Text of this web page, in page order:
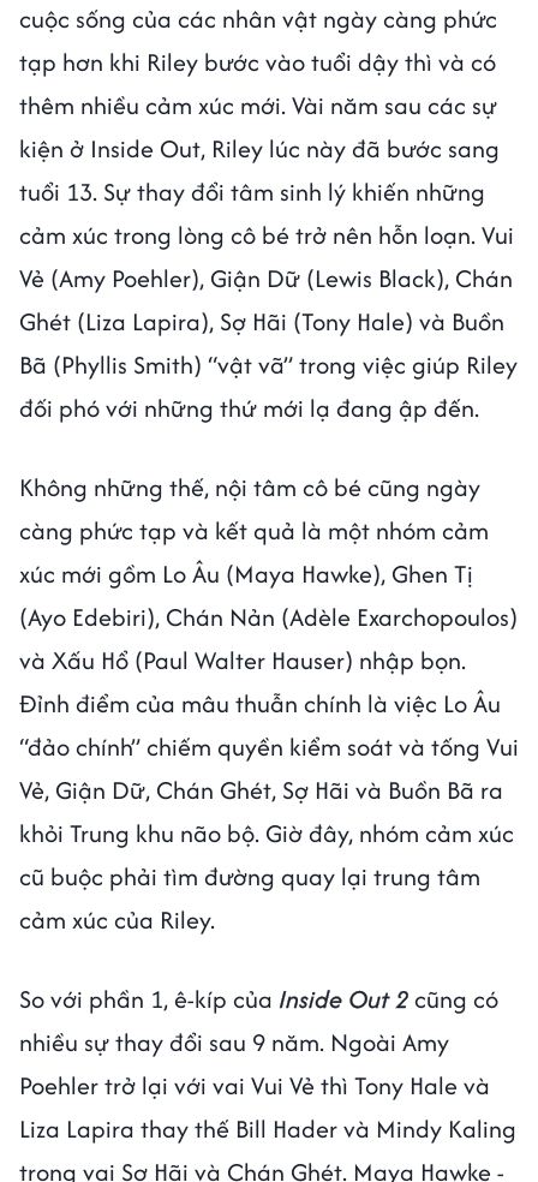
cuộc sống của các nhân vật ngày càng phức
tạp hơn khi Riley bước vào tuổi dậy thì và có
thêm nhiều cảm xúc mới. Vài năm sau các sự
kiện ở Inside Out, Riley lúc này đã bước sang
tuổi 13. Sự thay đổi tâm sinh lý khiến những
cảm xúc trong lòng cô bé trở nên hỗn loạn. Vui
Vẻ (Amy Poehler), Giận Dữ (Lewis Black), Chán
Ghét (Liza Lapira), Sợ Hãi (Tony Hale) và Buồn
Bã (Phyllis Smith) “vật vã” trong việc giúp Riley
đối phó với những thứ mới lạ đang ập đến.
Không những thế, nội tâm cô bé cũng ngày
càng phức tạp và kết quả là một nhóm cảm
xúc mới gồm Lo Âu (Maya Hawke), Ghen Tị
(Ayo Edebiri), Chán Nản (Adèle Exarchopoulos)
và Xấu Hổ (Paul Walter Hauser) nhập bọn.
Đỉnh điểm của mâu thuẫn chính là việc Lo Âu
“đảo chính” chiếm quyền kiểm soát và tống Vui
Vẻ, Giận Dữ, Chán Ghét, Sợ Hãi và Buồn Bã ra
khỏi Trung khu não bộ. Giờ đây, nhóm cảm xúc
cũ buộc phải tìm đường quay lại trung tâm
cảm xúc của Riley.
So với phần 1, ê-kíp của Inside Out 2cũng có
nhiều sự thay đổi sau 9 năm. Ngoài Amy
Poehler trở lại với vai Vui Vẻ thì Tony Hale và
Liza Lapira thay thế Bill Hader và Mindy Kaling
trong vai Sợ Hãi và Chán Ghét. Maya Hawke -